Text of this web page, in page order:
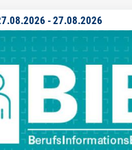
-27.08.2026